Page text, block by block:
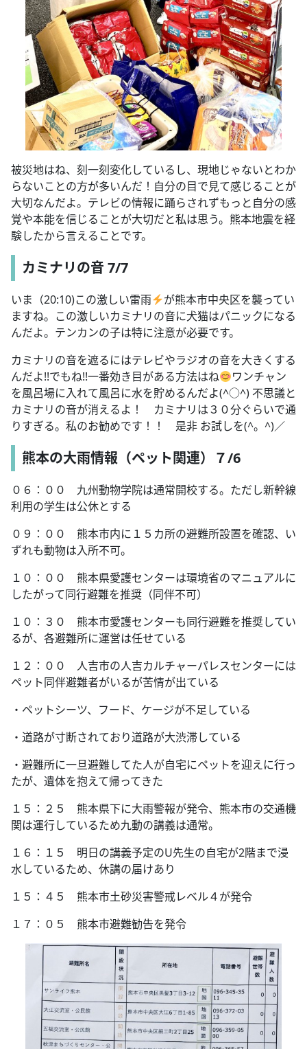
被災地はね、刻一刻変化しているし、現地じゃないとわか
らないことの方が多いんだ！自分の目で見て感じることが
大切なんだよ。テレビの情報に踊らされずもっと自分の感
覚や本能を信じることが大切だと私は思う。熊本地震を経
験したから言えることです。
カミナリの音 7/7
いま（20:10)この激しい雷雨
が熊本市中央区を襲ってい
ますね。この激しいカミナリの音に犬猫はパニックになる
んだよ。テンカンの子は特に注意が必要です。
カミナリの音を遮るにはテレビやラジオの音を大きくする
んだよ!!でもね!!一番効き目がある方法はね
ワンチャン
を風呂場に入れて風呂に水を貯めるんだよ(^○^) 不思議と
カミナリの音が消えるよ！ カミナリは３０分ぐらいで通
りすぎる。私のお勧めです！！ 是非 お試しを(^。^)／
熊本の大雨情報（ペット関連）７/6
０６：００ 九州動物学院は通常開校する。ただし新幹線
利用の学生は公休とする
０９：００ 熊本市内に１５カ所の避難所設置を確認、い
ずれも動物は入所不可。
１０：００ 熊本県愛護センターは環境省のマニュアルに
したがって同行避難を推奨（同伴不可）
１０：３０ 熊本市愛護センターも同行避難を推奨してい
るが、各避難所に運営は任せている
１２：００ 人吉市の人吉カルチャーパレスセンターには
ペット同伴避難者がいるが苦情が出ている
・ペットシーツ、フード、ケージが不足している
・道路が寸断されており道路が大渋滞している
・避難所に一旦避難してた人が自宅にペットを迎えに行っ
たが、遺体を抱えて帰ってきた
１５：２５ 熊本県下に大雨警報が発令、熊本市の交通機
関は運行しているため九動の講義は通常。
１６：１５ 明日の講義予定のU先生の自宅が2階まで浸
水しているため、休講の届けあり
１５：４５ 熊本市土砂災害警戒レベル４が発令
１７：０５ 熊本市避難勧告を発令